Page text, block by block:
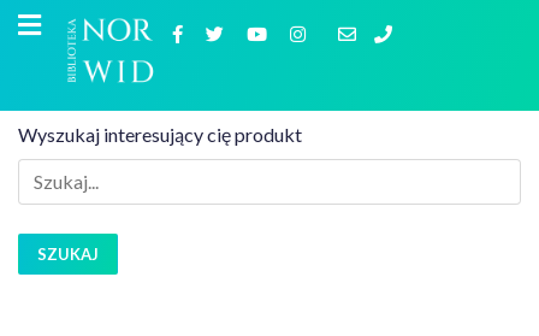
Wyszukaj interesujący cię produkt
SZUKAJ